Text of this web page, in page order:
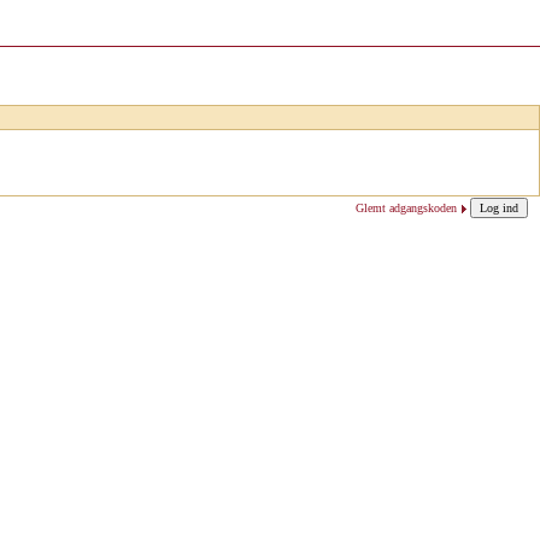
Glemt adgangskoden